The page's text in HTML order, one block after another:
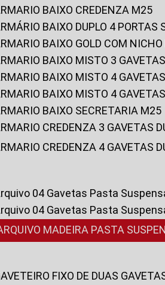
ARMARIO BAIXO CREDENZA M25
ARMÁRIO BAIXO DUPLO 4
ÁRMARIO BAIXO GOLD COM
ARMARIO BAIXO MISTO 3
ARMARIO BAIXO MISTO 4
ARMARIO BAIXO MISTO 4
ARMARIO BAIXO SECRETARIA M25
ARMARIO CREDENZA 3 GAVETAS
ARMARIO CREDENZA 4 GAVETAS
Arquivo 04 Gavetas Pasta
Arquivo 04 Gavetas Pasta
ARQUIVO MADEIRA PASTA
GAVETEIRO FIXO DE DUAS